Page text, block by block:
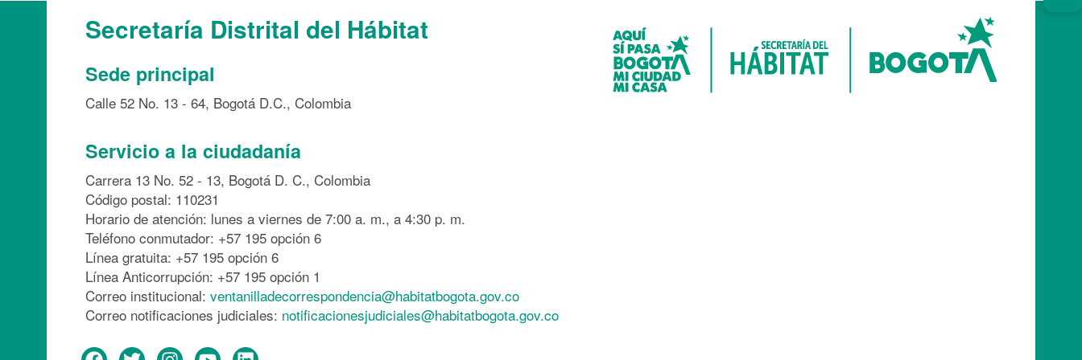
Secretaría Distrital del Hábitat
Sede principal
Calle 52 No. 13 - 64, Bogotá D.C., Colombia
Servicio a la ciudadanía
Carrera 13 No. 52 - 13, Bogotá D. C., Colombia
Código postal: 110231
Horario de atención: lunes a viernes de 7:00 a. m., a 4:30 p. m.
Teléfono conmutador: +57 195 opción 6
Línea gratuita: +57 195 opción 6
Línea Anticorrupción: +57 195 opción 1
Correo institucional:ventanilladecorrespondencia@habitatbogota.gov.co
Correo notificaciones judiciales: notificacionesjudiciales@habitatbogota.gov.co